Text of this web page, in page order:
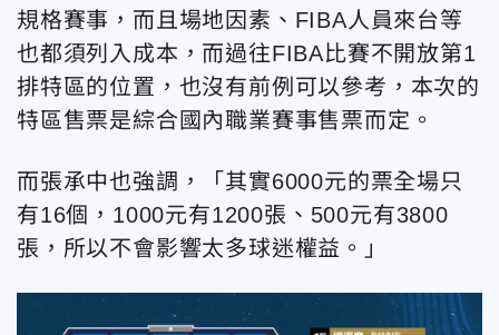
規格賽事，而且場地因素、FIBA人員來台等
也都須列入成本，而過往FIBA比賽不開放第1
排特區的位置，也沒有前例可以參考，本次的
特區售票是綜合國內職業賽事售票而定。
而張承中也強調，「其實6000元的票全場只
有16個，1000元有1200張、500元有3800
張，所以不會影響太多球迷權益。」